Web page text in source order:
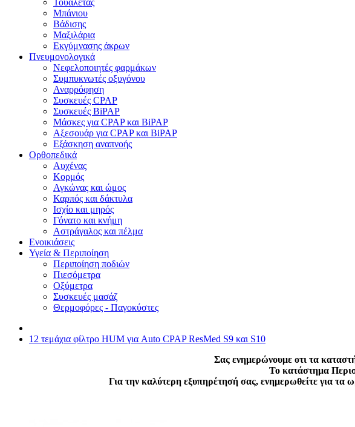
Τουαλέτας
Μπάνιου
Βάδισης
Μαξιλάρια
Εκγύμνασης άκρων
Πνευμονολογικά
Νεφελοποιητές φαρμάκων
Συμπυκνωτές οξυγόνου
Αναρρόφηση
Συσκευές CPAP
Συσκευές BiPAP
Μάσκες για CPAP και BiPAP
Αξεσουάρ για CPAP και BiPAP
Εξάσκηση αναπνοής
Ορθοπεδικά
Αυχένας
Κορμός
Αγκώνας και ώμος
Καρπός και δάκτυλα
Ισχίο και μηρός
Γόνατο και κνήμη
Αστράγαλος και πέλμα
Ενοικιάσεις
Υγεία & Περιποίηση
Περιποίηση ποδιών
Πιεσόμετρα
Οξύμετρα
Συσκευές μασάζ
Θερμοφόρες - Παγοκύστες
12 τεμάχια φίλτρο HUM για Auto CPAP ResMed S9 και S10
Σας ενημερώνουμε οτι τα
Το κατάστημα
Για την καλύτερη εξυπηρέτησή σας, ενημερωθείτε για τα